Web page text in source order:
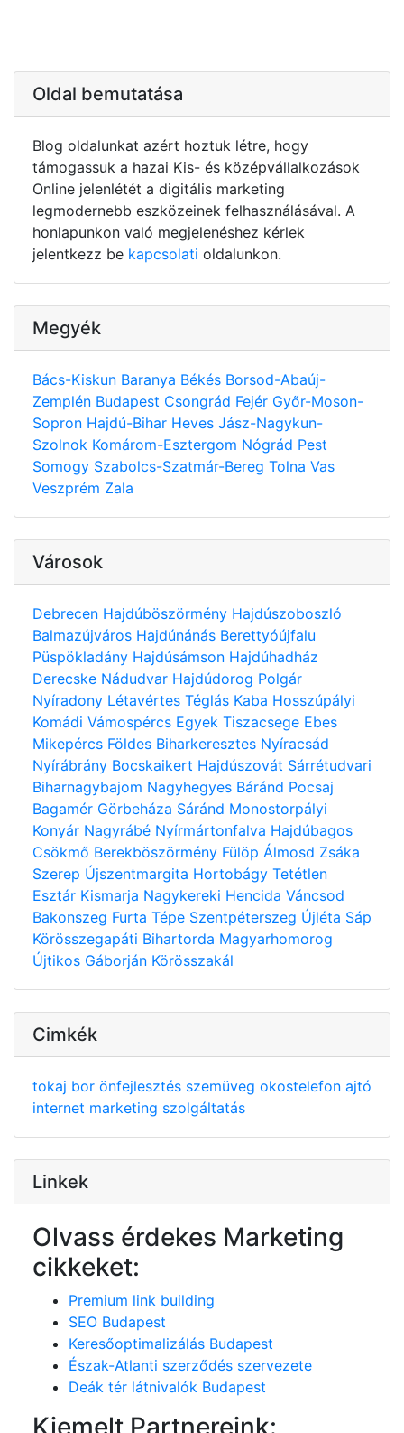
Oldal bemutatása
Blog oldalunkat azért hoztuk létre, hogy
támogassuk a hazai Kis- és középvállalkozások
Online jelenlétét a digitális marketing
legmodernebb eszközeinek felhasználásával. A
honlapunkon való megjelenéshez kérlek
jelentkezz be kapcsolati oldalunkon.
Megyék
Bács-Kiskun Baranya Békés Borsod-Abaúj-
Zemplén Budapest Csongrád Fejér Győr-Moson-
Sopron Hajdú-Bihar Heves Jász-Nagykun-
Szolnok Komárom-Esztergom Nógrád Pest
Somogy Szabolcs-Szatmár-Bereg Tolna Vas
Veszprém Zala
Városok
Debrecen Hajdúböszörmény Hajdúszoboszló
Balmazújváros Hajdúnánás Berettyóújfalu
Püspökladány Hajdúsámson Hajdúhadház
Derecske Nádudvar Hajdúdorog Polgár
Nyíradony Létavértes Téglás Kaba Hosszúpályi
Komádi Vámospércs Egyek Tiszacsege Ebes
Mikepércs Földes Biharkeresztes Nyíracsád
Nyírábrány Bocskaikert Hajdúszovát Sárrétudvari
Biharnagybajom Nagyhegyes Báránd Pocsaj
Bagamér Görbeháza Sáránd Monostorpályi
Konyár Nagyrábé Nyírmártonfalva Hajdúbagos
Csökmő Berekböszörmény Fülöp Álmosd Zsáka
Szerep Újszentmargita Hortobágy Tetétlen
Esztár Kismarja Nagykereki Hencida Váncsod
Bakonszeg Furta Tépe Szentpéterszeg Újléta Sáp
Körösszegapáti Bihartorda Magyarhomorog
Újtikos Gáborján Körösszakál
Cimkék
tokaj bor önfejlesztés szemüveg okostelefon ajtó
internet marketing szolgáltatás
Linkek
Olvass érdekes Marketing
cikkeket:
Premium link building
SEO Budapest
Keresőoptimalizálás Budapest
Észak-Atlanti szerződés szervezete
Deák tér látnivalók Budapest
Kiemelt Partnereink: